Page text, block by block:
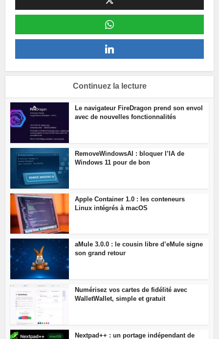
Continuez la lecture
Le navigateur FireDragon prend son envol
avec de nouvelles fonctionnalités
RemoveWindowsAI : bloquer l’IA de
Windows 11 pour de bon
Apple Container 1.0 : les conteneurs
Linux intégrés à macOS
aMule 3.0.0 : le cousin libre d’eMule signe
son grand retour
Numérisez vos cartes de fidélité avec
WalletWallet, simple et gratuit
Nextpad++ : un portage indépendant de